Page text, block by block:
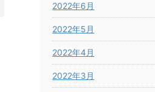
2022年6月
2022年5月
2022年4月
2022年3月